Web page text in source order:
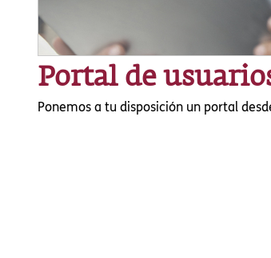
Portal de
Ponemos a tu disposición un portal